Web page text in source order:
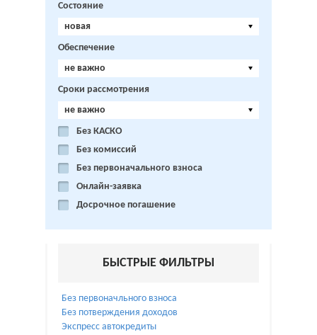
Состояние
новая
Обеспечение
не важно
Сроки рассмотрения
не важно
Без КАСКО
Без комиссий
Без первоначального взноса
Онлайн-заявка
Досрочное погашение
БЫСТРЫЕ ФИЛЬТРЫ
Без первоначльного взноса
Без потверждения доходов
Экспресс автокредиты